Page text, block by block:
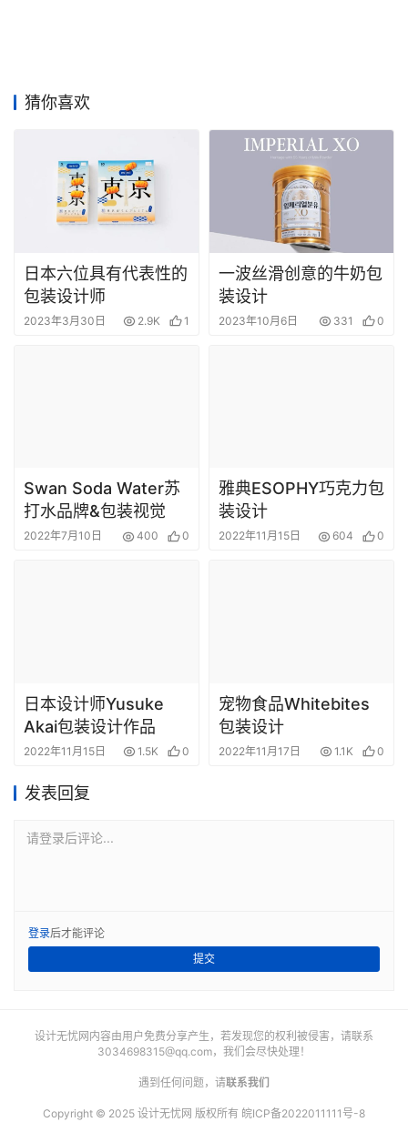
猜你喜欢
日本六位具有代表性的
包装设计师
2023年3月30日 2.9K 1
一波丝滑创意的牛奶包
装设计
2023年10月6日 331 0
Swan Soda Water苏
打水品牌&包装视觉
2022年7月10日 400 0
雅典ESOPHY巧克力包
装设计
2022年11月15日 604 0
日本设计师Yusuke
Akai包装设计作品
2022年11月15日 1.5K 0
宠物食品Whitebites
包装设计
2022年11月17日 1.1K 0
发表回复
请登录后评论...
登录后才能评论
提交
设计无忧网内容由用户免费分享产生，若发现您的权利被侵害，请联系
3034698315@qq.com，我们会尽快处理！
遇到任何问题，请联系我们
Copyright © 2025 设计无忧网 版权所有 皖ICP备2022011111号-8